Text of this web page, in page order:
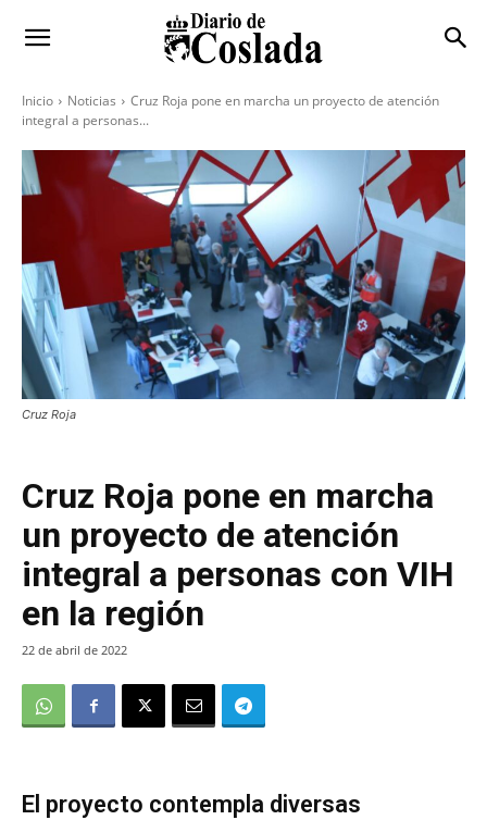
Inicio Noticias
Cruz Roja pone en marcha un proyecto de atención
integral a personas...
Cruz Roja
Cruz Roja pone en marcha
un proyecto de atención
integral a personas con VIH
en la región
22 de abril de 2022
El proyecto contempla diversas